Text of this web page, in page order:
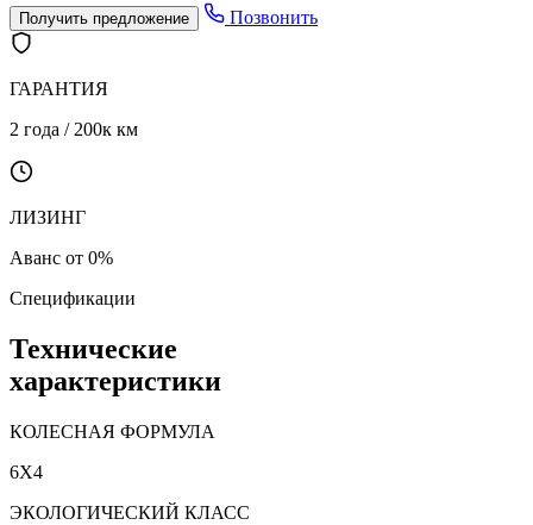
Получить предложение Позвонить
ГАРАНТИЯ
2 года / 200к км
ЛИЗИНГ
Аванс от 0%
Спецификации
Технические
характеристики
КОЛЕСНАЯ ФОРМУЛА
6X4
ЭКОЛОГИЧЕСКИЙ КЛАСС